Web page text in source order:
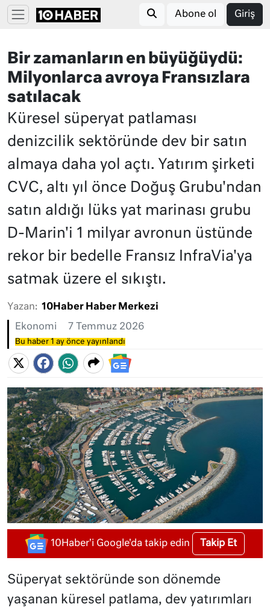
Abone ol Giriş
Bir zamanların en büyüğüydü:
Milyonlarca avroya Fransızlara
satılacak
Küresel süperyat patlaması
denizcilik sektöründe dev bir satın
almaya daha yol açtı. Yatırım şirketi
CVC, altı yıl önce Doğuş Grubu'ndan
satın aldığı lüks yat marinası grubu
D-Marin'i 1 milyar avronun üstünde
rekor bir bedelle Fransız InfraVia'ya
satmak üzere el sıkıştı.
Yazan: 10Haber Haber Merkezi
Ekonomi 7 Temmuz 2026
Bu haber 1 ay önce yayınlandı
10Haber'i Google'da takip edin Takip Et
Süperyat sektöründe son dönemde
yaşanan küresel patlama, dev yatırımları